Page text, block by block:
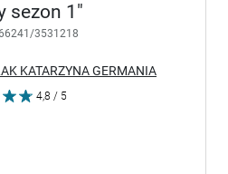
sezon 1"
3531218
KATARZYNA GERMANIA
4,8 / 5